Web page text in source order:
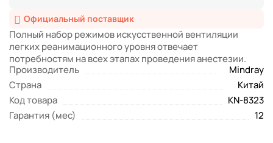
Официальный поставщик
Полный набор режимов искусственной вентиляции
легких реанимационного уровня отвечает
потребностям на всех этапах проведения анестезии.
Производитель
Mindray
Страна
Китай
Код товара
KN-8323
Гарантия (мес)
12